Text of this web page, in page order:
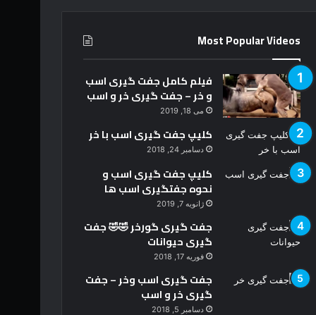
Most Popular Videos
فیلم کامل جفت گیری اسب
و خر – جفت گیری خر و اسب
می 18, 2019
کلیپ جفت گیری اسب با خر
دسامبر 24, 2018
کلیپ جفت گیری اسب و
نحوه جفتگیری اسب ها
ژانویه 7, 2019
جفت گیری گورخر 🤣🤣 جفت
گیری حیوانات
فوریه 17, 2018
جفت گیری اسب وخر – جفت
گیری خر و اسب
دسامبر 5, 2018